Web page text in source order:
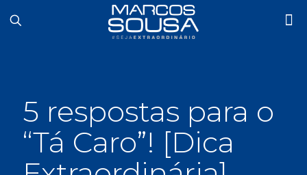
5 respostas para o
“Tá Caro”! [Dica